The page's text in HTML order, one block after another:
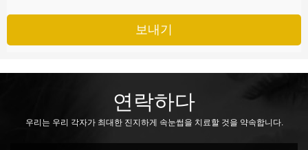
보내기
연락하다
우리는 우리 각자가 최대한 진지하게 속눈썹을 치료할 것을 약속합니다.